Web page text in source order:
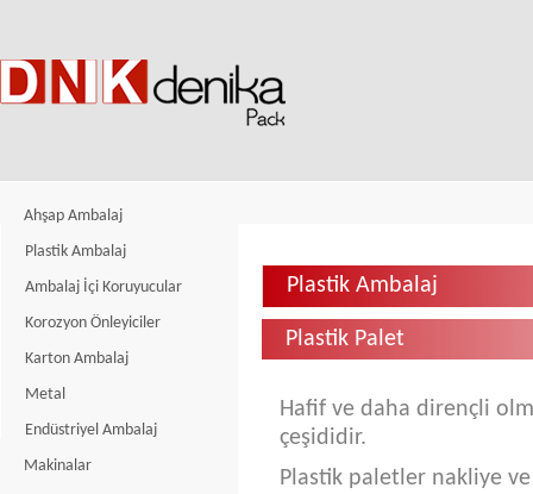
Ahşap Ambalaj
Plastik Ambalaj
Ambalaj İçi Koruyucular
Korozyon Önleyiciler
Karton Ambalaj
Metal
Endüstriyel Ambalaj
Makinalar
Plastik Ambalaj
Plastik Palet
Hafif ve daha dirençli
çeşididir.
Plastik paletler nakliye